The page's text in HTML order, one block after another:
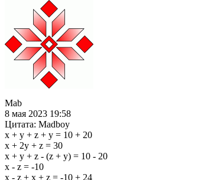
Mab
8 мая 2023 19:58
Цитата: Madboy
x + y + z + y = 10 + 20
x + 2y + z = 30
x + y + z - (z + y) = 10 - 20
x - z = -10
x - z + x + z = -10 + 24